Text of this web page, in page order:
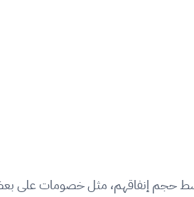
حجم إنفاقهم، مثل خصومات على